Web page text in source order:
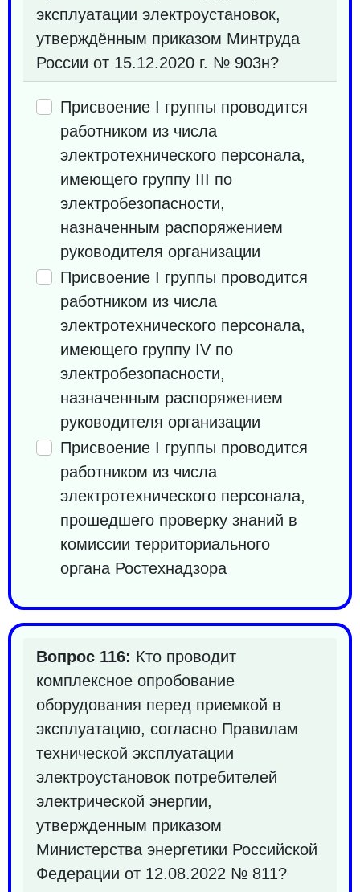
эксплуатации электроустановок,
утверждённым приказом Минтруда
России от 15.12.2020 г. № 903н?
Присвоение I группы проводится
работником из числа
электротехнического персонала,
имеющего группу III по
электробезопасности,
назначенным распоряжением
руководителя организации
Присвоение I группы проводится
работником из числа
электротехнического персонала,
имеющего группу IV по
электробезопасности,
назначенным распоряжением
руководителя организации
Присвоение I группы проводится
работником из числа
электротехнического персонала,
прошедшего проверку знаний в
комиссии территориального
органа Ростехнадзора
Вопрос 116: Кто проводит
комплексное опробование
оборудования перед приемкой в
эксплуатацию, согласно Правилам
технической эксплуатации
электроустановок потребителей
электрической энергии,
утвержденным приказом
Министерства энергетики Российской
Федерации от 12.08.2022 № 811?